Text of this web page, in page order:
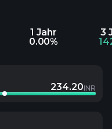
1 Jahr
0.00%
3
234.20INR